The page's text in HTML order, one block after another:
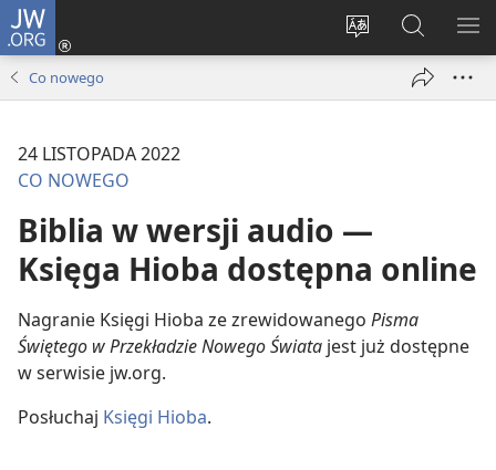
JW.ORG
Wybór
Logowanie
(opens
Szukaj
na
JW.ORG
Co nowego
24 LISTOPADA 2022
CO NOWEGO
Biblia w wersji audio —
Księga Hioba dostępna online
Nagranie Księgi Hioba ze zrewidowanego Pisma
Świętego w Przekładzie Nowego Świata jest już dostępne
w serwisie jw.org.
Posłuchaj Księgi Hioba.